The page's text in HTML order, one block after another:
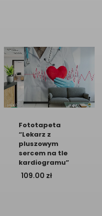
Fototapeta
“Lekarz z
pluszowym
sercem na tle
kardiogramu”
109.00 zł